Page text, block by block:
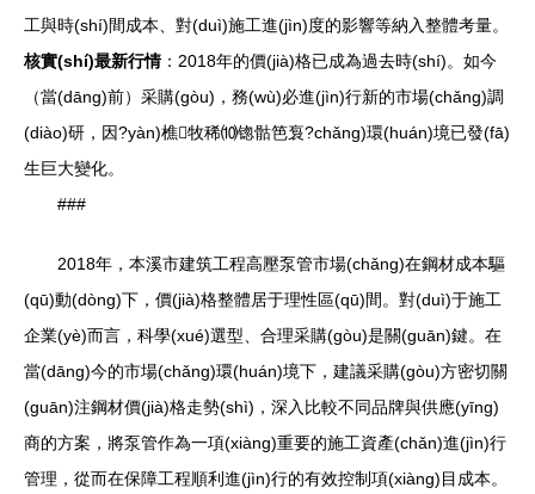
工與時(shí)間成本、對(duì)施工進(jìn)度的影響等納入整體考量。
核實(shí)最新行情：2018年的價(jià)格已成為過去時(shí)。如今
（當(dāng)前）采購(gòu)，務(wù)必進(jìn)行新的市場(chǎng)調
(diào)研，因?yàn)樵牧稀⑽锪骷笆袌?chǎng)環(huán)境已發(fā)
生巨大變化。
###
2018年，本溪市建筑工程高壓泵管市場(chǎng)在鋼材成本驅
(qū)動(dòng)下，價(jià)格整體居于理性區(qū)間。對(duì)于施工
企業(yè)而言，科學(xué)選型、合理采購(gòu)是關(guān)鍵。在
當(dāng)今的市場(chǎng)環(huán)境下，建議采購(gòu)方密切關
(guān)注鋼材價(jià)格走勢(shì)，深入比較不同品牌與供應(yīng)
商的方案，將泵管作為一項(xiàng)重要的施工資產(chǎn)進(jìn)行
管理，從而在保障工程順利進(jìn)行的有效控制項(xiàng)目成本。